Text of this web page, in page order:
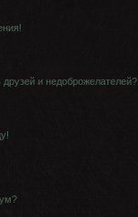
друзей и недоброжелателей?